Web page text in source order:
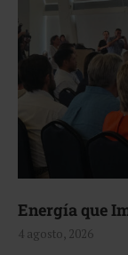
Energía que
4 agosto, 2026